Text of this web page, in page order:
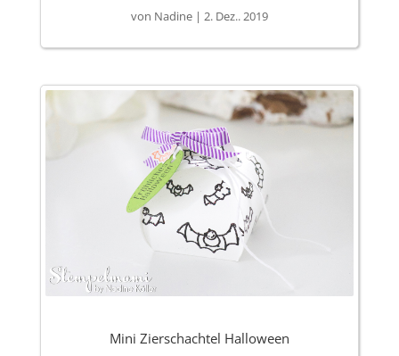
von Nadine| 2. Dez.. 2019
Mini Zierschachtel Halloween